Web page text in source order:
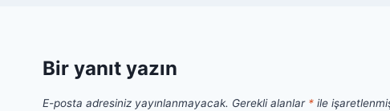
Bir yanıt yazın
E-posta adresiniz yayınlanmayacak. Gerekli alanlar * ile